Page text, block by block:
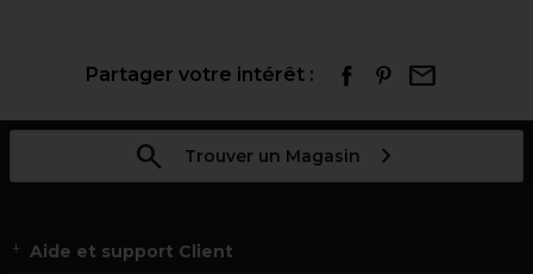
Partager votre intérêt :
Trouver un Magasin
Aide et support Client